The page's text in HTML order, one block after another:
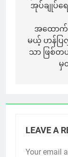
အုပ်ချုပ်ရ
အထော
မယ့် ဟန်ပ
သာ ဖြစ်တ
မှ
LEAVE A
Your email